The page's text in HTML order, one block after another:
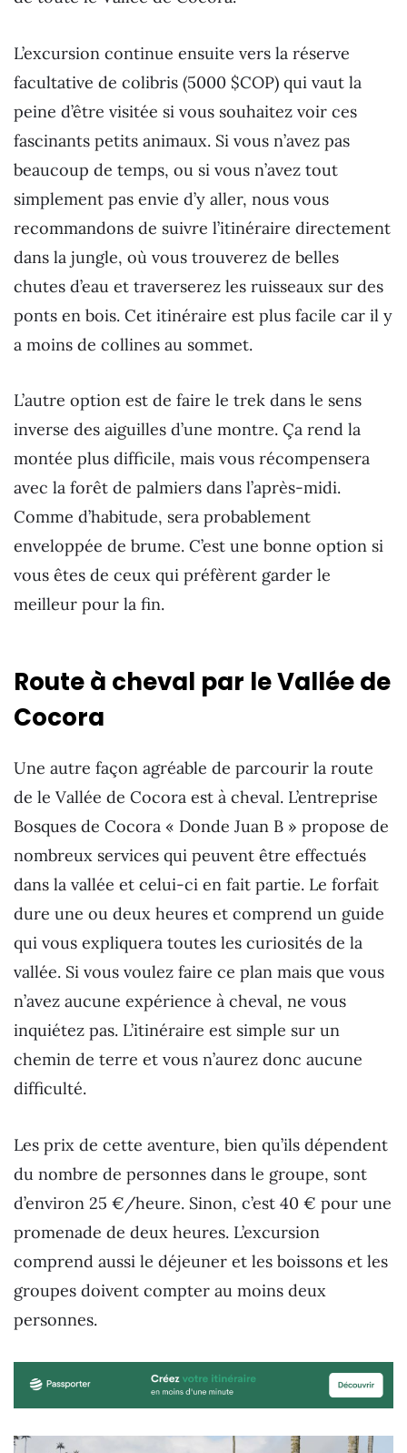
L’excursion continue ensuite vers la réserve
facultative de colibris (5000 $COP) qui vaut la
peine d’être visitée si vous souhaitez voir ces
fascinants petits animaux. Si vous n’avez pas
beaucoup de temps, ou si vous n’avez tout
simplement pas envie d’y aller, nous vous
recommandons de suivre l’itinéraire directement
dans la jungle, où vous trouverez de belles
chutes d’eau et traverserez les ruisseaux sur des
ponts en bois. Cet itinéraire est plus facile car il y
a moins de collines au sommet.
L’autre option est de faire le trek dans le sens
inverse des aiguilles d’une montre. Ça rend la
montée plus difficile, mais vous récompensera
avec la forêt de palmiers dans l’après-midi.
Comme d’habitude, sera probablement
enveloppée de brume. C’est une bonne option si
vous êtes de ceux qui préfèrent garder le
meilleur pour la fin.
Route à cheval par le Vallée de
Cocora
Une autre façon agréable de parcourir la route
de le Vallée de Cocora est à cheval. L’entreprise
Bosques de Cocora « Donde Juan B » propose de
nombreux services qui peuvent être effectués
dans la vallée et celui-ci en fait partie. Le forfait
dure une ou deux heures et comprend un guide
qui vous expliquera toutes les curiosités de la
vallée. Si vous voulez faire ce plan mais que vous
n’avez aucune expérience à cheval, ne vous
inquiétez pas. L’itinéraire est simple sur un
chemin de terre et vous n’aurez donc aucune
difficulté.
Les prix de cette aventure, bien qu’ils dépendent
du nombre de personnes dans le groupe, sont
d’environ 25 €/heure. Sinon, c’est 40 € pour une
promenade de deux heures. L’excursion
comprend aussi le déjeuner et les boissons et les
groupes doivent compter au moins deux
personnes.